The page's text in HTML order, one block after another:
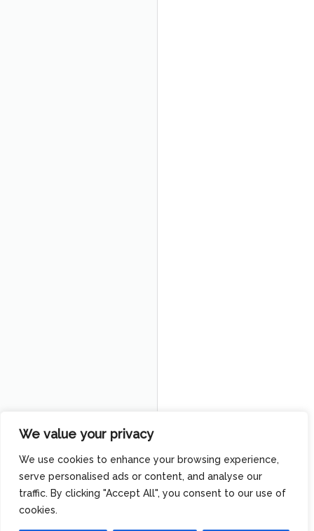
We value your privacy
We use cookies to enhance your browsing experience,
serve personalised ads or content, and analyse our
traffic. By clicking "Accept All", you consent to our use of
cookies.